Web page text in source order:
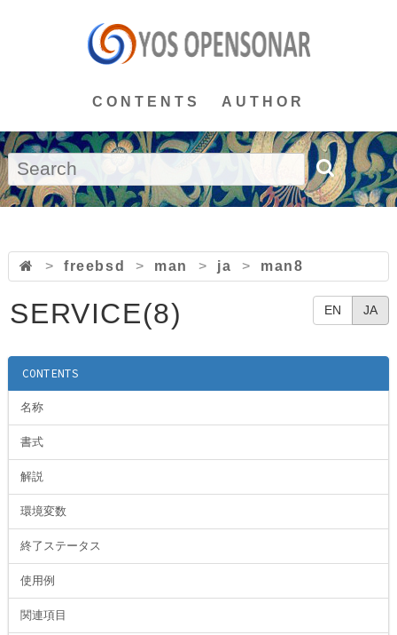
CONTENTS AUTHOR
> freebsd > man > ja > man8
EN JA
SERVICE(8)
CONTENTS
名称
書式
解説
環境変数
終了ステータス
使用例
関連項目